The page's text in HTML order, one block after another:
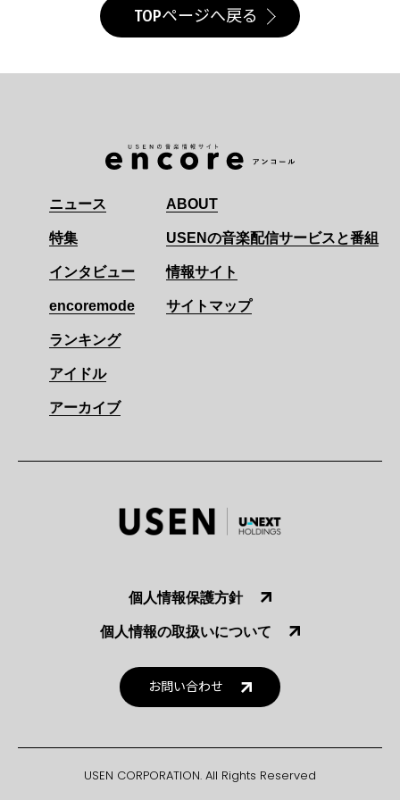
TOPページへ戻る
ニュース
特集
インタビュー
encoremode
ランキング
アイドル
アーカイブ
ABOUT
USENの音楽配信サービスと番組
情報サイト
サイトマップ
個人情報保護方針
個人情報の取扱いについて
お問い合わせ
USEN CORPORATION. All Rights Reserved